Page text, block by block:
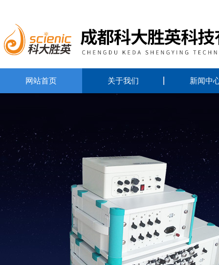
网站首页 关于我们 新闻中